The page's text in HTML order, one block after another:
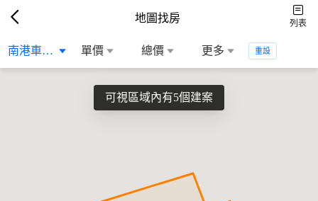
地圖找房 列表
南港車站生活... 單價 總價 更多 重設
可視區域內有5個建案